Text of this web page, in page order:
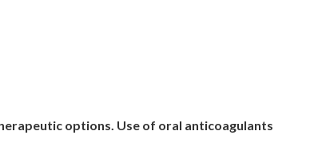
options. Use of oral anticoagulants